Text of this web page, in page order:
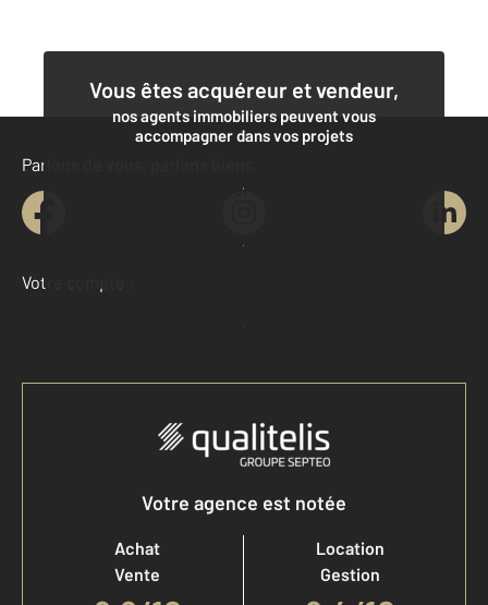
Vous êtes acquéreur et vendeur,
nos agents immobiliers peuvent vous
accompagner dans vos projets
Contacter l'agence
Demander une estimation
Parlons de vous, parlons biens
Votre compte :
Accéder à mon compte
Votre agence est notée
Achat
Vente
Location
Gestion